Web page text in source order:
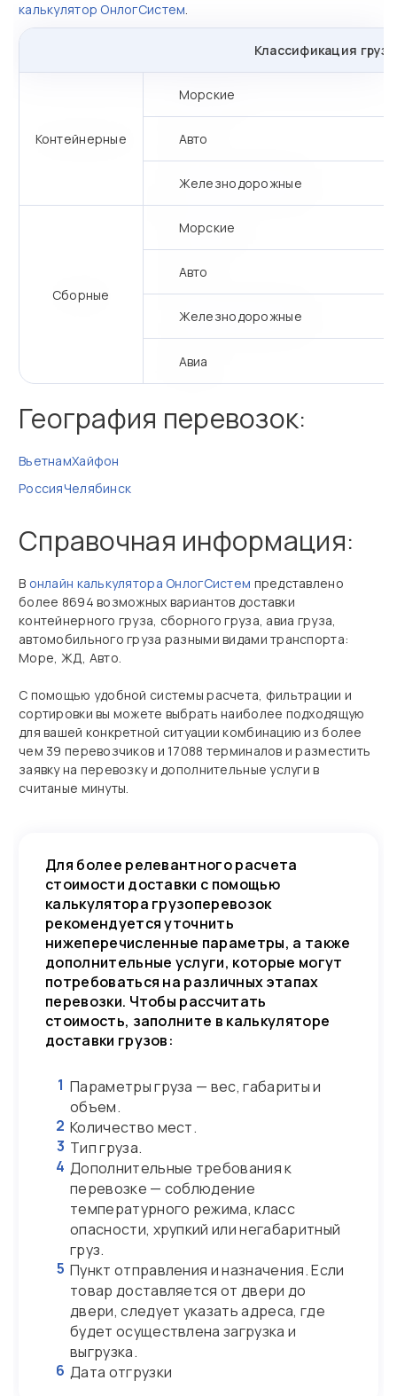
калькулятор ОнлогСистем.
Классификация
Контейнерные
Морские
Авто
Железнодорожные
Сборные
Морские
Авто
Железнодорожные
Авиа
География перевозок:
ВьетнамХайфон
РоссияЧелябинск
Справочная информация:
В онлайн калькулятора ОнлогСистем представлено
более 8694 возможных вариантов доставки
контейнерного груза, сборного груза, авиа груза,
автомобильного груза разными видами транспорта:
Море, ЖД, Авто.
С помощью удобной системы расчета, фильтрации и
сортировки вы можете выбрать наиболее подходящую
для вашей конкретной ситуации комбинацию из более
чем 39 перевозчиков и 17088 терминалов и разместить
заявку на перевозку и дополнительные услуги в
считаные минуты.
Для более релевантного расчета
стоимости доставки с помощью
калькулятора грузоперевозок
рекомендуется уточнить
нижеперечисленные параметры, а также
дополнительные услуги, которые могут
потребоваться на различных этапах
перевозки. Чтобы рассчитать
стоимость, заполните в калькуляторе
доставки грузов:
1 Параметры груза — вес, габариты и
объем.
2 Количество мест.
3 Тип груза.
4 Дополнительные требования к
перевозке — соблюдение
температурного режима, класс
опасности, хрупкий или негабаритный
груз.
5 Пункт отправления и назначения. Если
товар доставляется от двери до
двери, следует указать адреса, где
будет осуществлена загрузка и
выгрузка.
6 Дата отгрузки